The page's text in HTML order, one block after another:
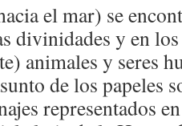
el mar) se
divinidades y en
animales y seres
de los papeles
representados